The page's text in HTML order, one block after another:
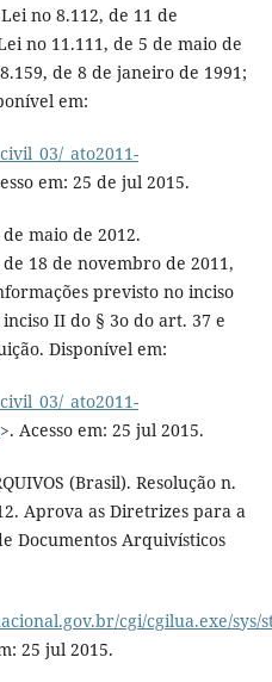
no 8.112, de 11 de
no 11.111, de 5 de maio de
de 8 de janeiro de 1991;
em:
_ato2011-
em: 25 de jul 2015.
de maio de 2012.
18 de novembro de 2011,
previsto no inciso
II do § 3o do art. 37 e
Disponível em:
_ato2011-
>. Acesso em: 25 jul 2015.
(Brasil). Resolução n.
Aprova as Diretrizes para a
Documentos Arquivísticos
cgi/cgilua.exe/sys/
25 jul 2015.